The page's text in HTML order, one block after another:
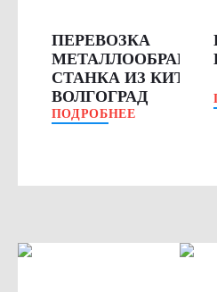
ПЕРЕВОЗКА
СТАНКА ИЗ КИТАЯ В
ВОЛГОГРАД
ПОДРОБНЕЕ